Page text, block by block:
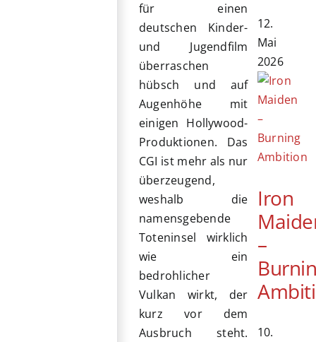
für einen
deutschen Kinder-
und Jugendfilm
überraschen
hübsch und auf
Augenhöhe mit
einigen Hollywood-
Produktionen. Das
CGI ist mehr als nur
überzeugend,
weshalb die
namensgebende
Toteninsel wirklich
wie ein
bedrohlicher
Vulkan wirkt, der
kurz vor dem
Ausbruch steht.
12.
Mai
2026
Iron
–
10.